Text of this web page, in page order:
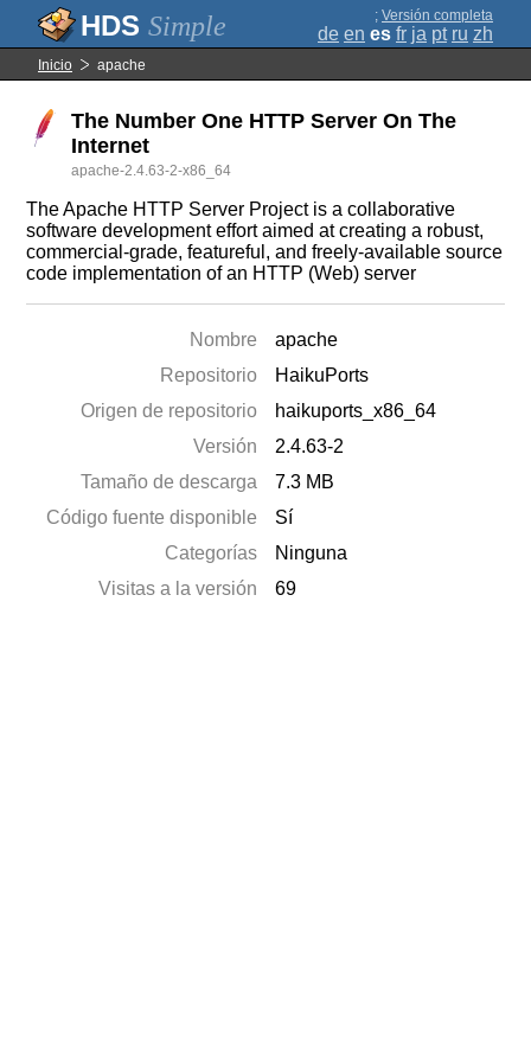
Simple ; Versión completa
de en es fr ja pt ru zh
Inicio apache
The Number One HTTP Server On The
Internet
apache-2.4.63-2-x86_64
The Apache HTTP Server Project is a collaborative
software development effort aimed at creating a robust,
commercial-grade, featureful, and freely-available source
code implementation of an HTTP (Web) server
Nombre
apache
Repositorio
HaikuPorts
Origen de repositorio
haikuports_x86_64
Versión
2.4.63-2
Tamaño de descarga
7.3 MB
Código fuente disponible
Sí
Categorías
Ninguna
Visitas a la versión
69